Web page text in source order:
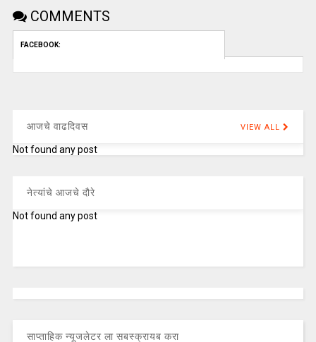
COMMENTS
FACEBOOK:
आजचे वाढदिवस VIEW ALL
Not found any post
नेत्यांचे आजचे दौरे
Not found any post
साप्ताहिक न्यूजलेटर ला सबस्क्रायब करा